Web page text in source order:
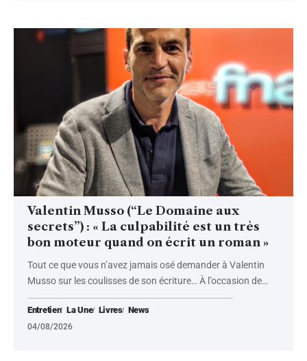
Valentin Musso (“Le Domaine aux
secrets”) : « La culpabilité est un très
bon moteur quand on écrit un roman »
Tout ce que vous n’avez jamais osé demander à Valentin
Musso sur les coulisses de son écriture… À l’occasion de…
Entretien La Une Livres News
04/08/2026